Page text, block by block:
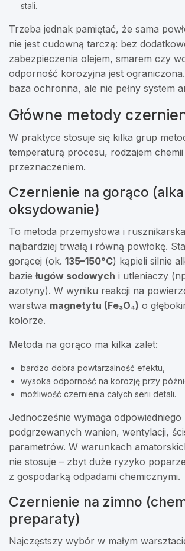
stali.
Trzeba jednak pamiętać, że sama
nie jest cudowną tarczą: bez
zabezpieczenia olejem, smarem czy
odporność korozyjna jest
baza ochronna, ale nie pełny system
Główne metody
W praktyce stosuje się kilka grup
temperaturą procesu, rodzajem chemii
przeznaczeniem.
Czernienie na gorąco
oksydowanie)
To metoda przemysłowa i
najbardziej trwałą i równą powłokę.
gorącej (ok. 135–150°C) kąpieli silnie
bazieługów sodowych i utleniaczy
azotyny). W wyniku reakcji na
warstwa magnetytu (Fe₃O₄) o
kolorze.
Metoda na gorąco ma kilka zalet:
bardzo dobra powtarzalność efektu,
wysoka odporność na korozję przy
możliwość czernienia całych serii detali.
Jednocześnie wymaga odpowiedniego
podgrzewanych wanien, wentylacji,
parametrów. W warunkach
nie stosuje – zbyt duże ryzyko
z gospodarką odpadami chemicznymi.
Czernienie na zimno
preparaty)
Najczęstszy wybór w małym